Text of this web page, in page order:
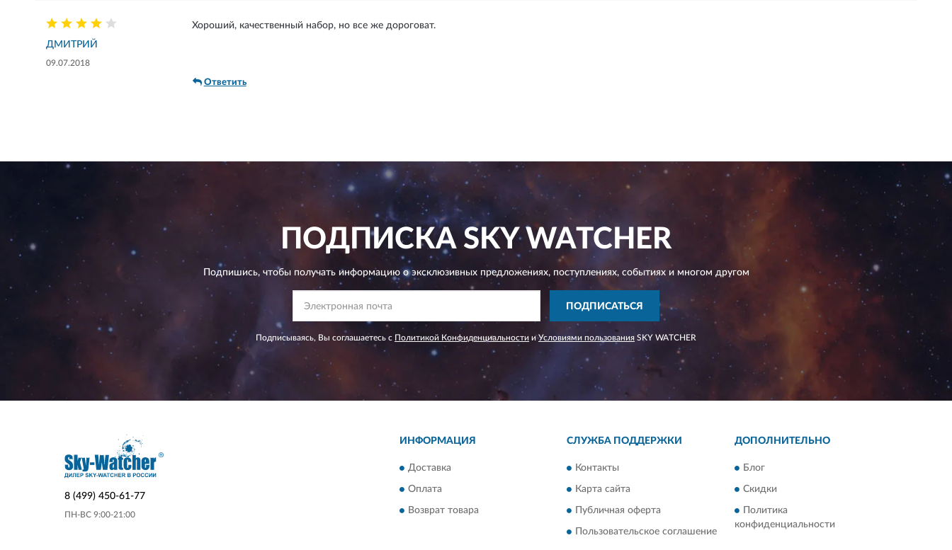
ДМИТРИЙ
09.07.2018
Хороший, качественный набор, но все же дороговат.
Ответить
ПОДПИСКАSKY WATCHER
Подпишись, чтобы получать информацию о эксклюзивных предложениях,поступлениях, событиях и многом другом
ПОДПИСАТЬСЯ
Подписываясь, Вы соглашаетесь с Политикой Конфиденциальности иУсловиями пользования SKY WATCHER
8 (499) 450-61-77
ПН-ВС 9:00-21:00
ИНФОРМАЦИЯ
Доставка
Оплата
Возврат товара
СЛУЖБА ПОДДЕРЖКИ
Контакты
Карта сайта
Публичная оферта
Пользовательское соглашение
ДОПОЛНИТЕЛЬНО
Блог
Скидки
Политика
конфиденциальности